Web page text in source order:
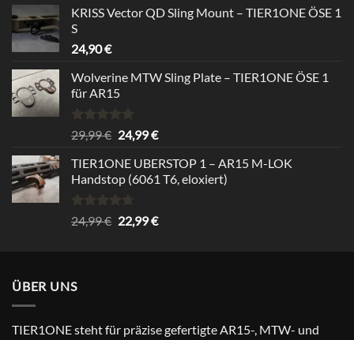
was:
is:
KRISS Vector QD Sling Mount – TIER1ONE ÖSE 1
S
24,90€
Wolverine MTW Sling Plate – TIER1ONE ÖSE 1
für AR15
Rated5.00
out of 5
29,99€ Original
was:
29,99 €.
24,99€Current
is:
24,99 €.
TIER1ONE UBERSTOP 1 – AR15 M-LOK
Handstop (6061 T6, eloxiert)
Rated4.67
out of 5
24,99€ Original
22,99€Current
ÜBER UNS
TIER1ONE steht für präzise gefertigte AR15-, MTW- und